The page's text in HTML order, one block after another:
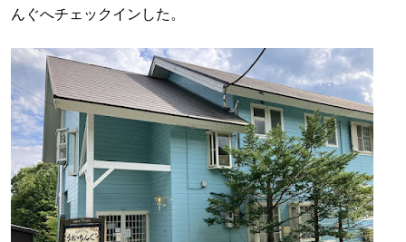
んぐへチェックインした。